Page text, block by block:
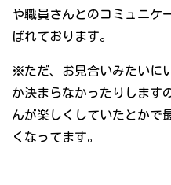
や職員さんとのコミュニケ
ばれております。
※ただ、お見合いみたいに
か決まらなかったりします
んが楽しくしていたとかで
くなってます。